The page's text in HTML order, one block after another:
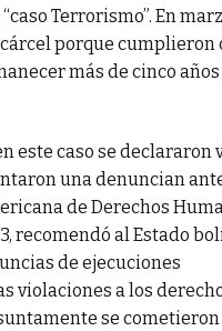
Terrorismo”. En
porque cumplieron
más de cinco
este caso se declararon
una denuncian
de Derechos
recomendó al Estado
de ejecuciones
violaciones a los
se cometieron